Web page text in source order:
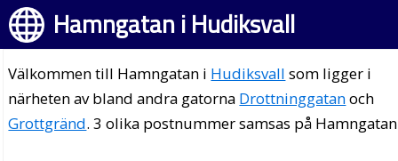
Hamngatan i Hudiksvall
Välkommen till Hamngatan i Hudiksvall som ligger i
närheten av bland andra gatorna Drottninggatanoch
Grottgränd. 3 olika postnummer samsas på